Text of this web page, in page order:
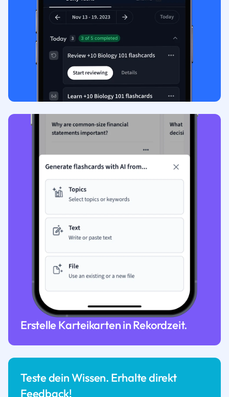
Erstelle Karteikarten in Rekordzeit.
Teste dein Wissen. Erhalte direkt
Feedback!